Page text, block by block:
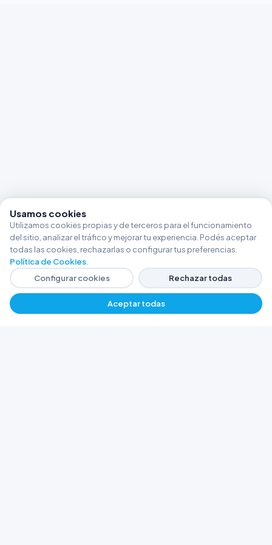
$ 20482,15 + Agregar
Usamos cookies
Utilizamos cookies propias y de terceros para el funcionamiento
del sitio, analizar el tráfico y mejorar tu experiencia. Podés aceptar
todas las cookies, rechazarlas o configurar tus preferencias.
Política de Cookies
Configurar cookies
Rechazar todas
Aceptar todas